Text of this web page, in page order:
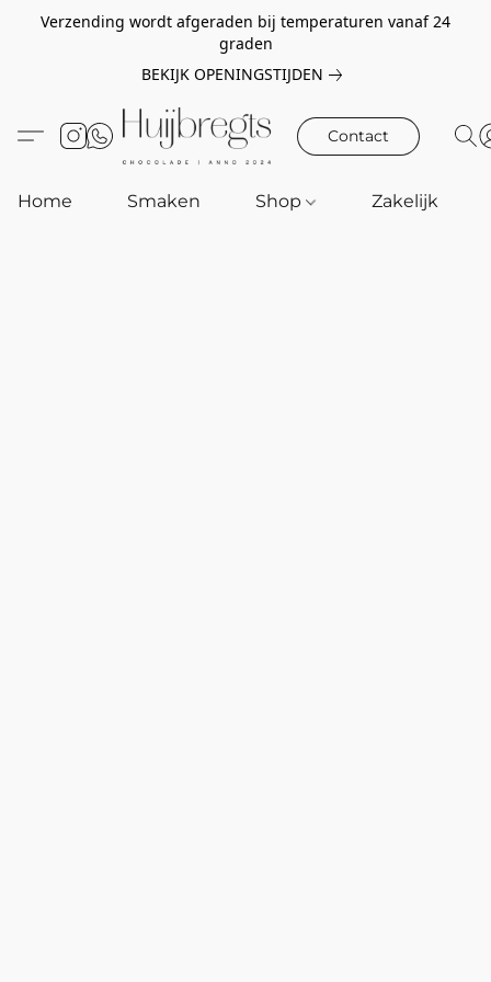
Verzending wordt afgeraden bij temperaturen vanaf 24
graden
BEKIJK OPENINGSTIJDEN
Contact
Home Smaken Shop Zakelijk